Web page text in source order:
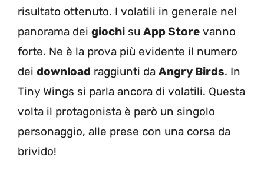
risultato ottenuto. I volatili in generale nel
panorama dei giochi su App Store vanno
forte. Ne è la prova più evidente il numero
dei download raggiunti da Angry Birds. In
Tiny Wings si parla ancora di volatili. Questa
volta il protagonista è però un singolo
personaggio, alle prese con una corsa da
brivido!